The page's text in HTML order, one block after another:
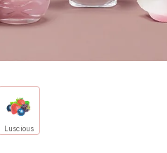
Luscious